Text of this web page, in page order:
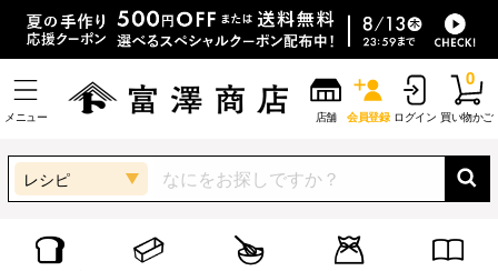
メニュー 店舗 会員登録 ログイン 買い物かご
0
レシピ